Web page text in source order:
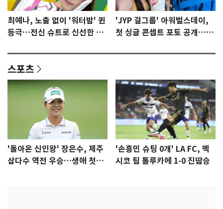
최예나, 노출 없이 '워터밤' 퀸
등극…전신 슈트로 신선한 충
'JYP 걸그룹' 아워벌스데이,
첫 싱글 콘셉트 포토 공개…청
스포츠
'돌아온 신인왕' 장은수, 제주
삼다수 역전 우승…생애 첫승
'손흥민 슈팅 0개' LA FC, 멕
시코 팀 톨루카에 1-0 진땀승